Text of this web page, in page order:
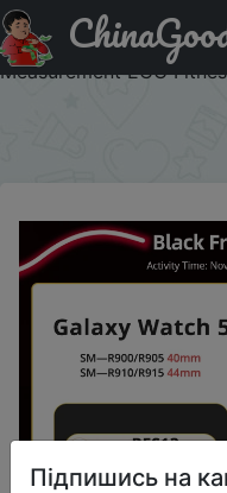
Придбати Global
R900 Smartwatch 1.2"
Measurement ECG
Підпишись на